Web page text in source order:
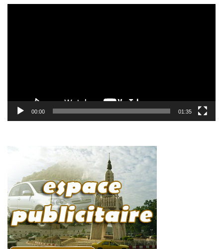
articles
00:00 01:35